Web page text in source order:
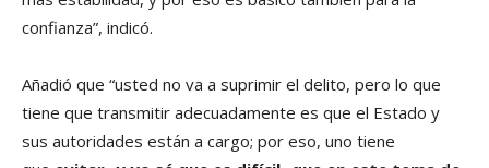
confianza”, indicó.
Añadió que “usted no va a suprimir el delito, pero lo que
tiene que transmitir adecuadamente es que el Estado y
sus autoridades están a cargo; por eso, uno tiene